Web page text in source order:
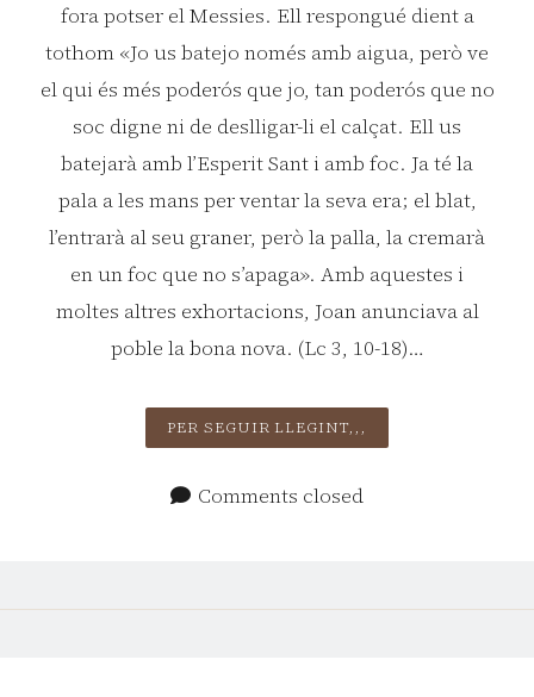
fora potser el Messies. Ell respongué dient a
tothom «Jo us batejo només amb aigua, però ve
el qui és més poderós que jo, tan poderós que no
soc digne ni de deslligar-li el calçat. Ell us
batejarà amb l’Esperit Sant i amb foc. Ja té la
pala a les mans per ventar la seva era; el blat,
l’entrarà al seu graner, però la palla, la cremarà
en un foc que no s’apaga». Amb aquestes i
moltes altres exhortacions, Joan anunciava al
poble la bona nova. (Lc 3, 10-18)…
PER SEGUIR LLEGINT,,,
DIUMENGE
Comments closed